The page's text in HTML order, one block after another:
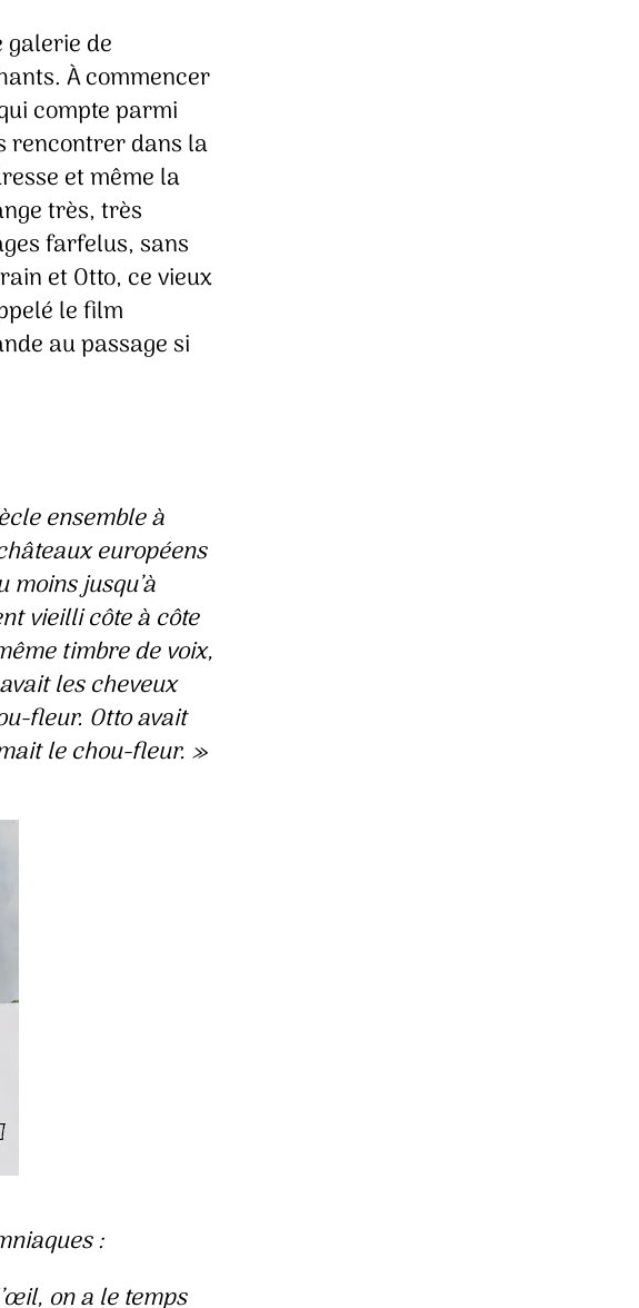
galerie de
À commencer
compte parmi
rencontrer dans la
et même la
très, très
farfelus, sans
et Otto, ce vieux
le film
au passage si
ensemble à
européens
jusqu’à
vieilli côte à côte
timbre de voix,
les cheveux
fleur. Otto avait
le chou-fleur. »
:
on a le temps